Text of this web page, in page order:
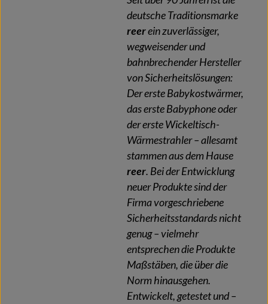
deutsche Traditionsmarke
reerein zuverlässiger,
wegweisender und
bahnbrechender Hersteller
von Sicherheitslösungen:
Der erste Babykostwärmer,
das erste Babyphone oder
der erste Wickeltisch-
Wärmestrahler – allesamt
stammen aus dem Hause
reer. Bei der Entwicklung
neuer Produkte sind der
Firma vorgeschriebene
Sicherheitsstandards nicht
genug – vielmehr
entsprechen die Produkte
Maßstäben, die über die
Norm hinausgehen.
Entwickelt, getestet und –